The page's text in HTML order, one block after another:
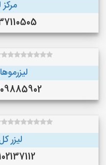
مرکز
09337110505
09309885902
لیزر کل
09102137112